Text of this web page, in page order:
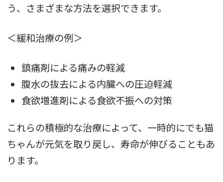
う、さまざまな方法を選択できます。
＜緩和治療の例＞
鎮痛剤による痛みの軽減
腹水の抜去による内臓への圧迫軽減
食欲増進剤による食欲不振への対策
これらの積極的な治療によって、一時的にでも猫
ちゃんが元気を取り戻し、寿命が伸びることもあ
ります。